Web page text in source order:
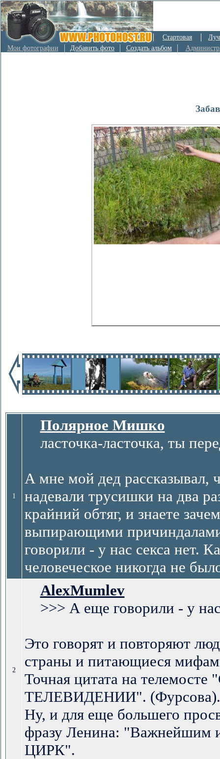
Стартовая
Мои фотографии
Добавить фото Создать альбом
1
Полярное Мишко
ласточка-ласточка, ты
А мне мой дед рассказывал,
надевали трусишки на два
крайний обтяг, и знаете
выпирающими
говорили - у нас секса нет.
человеческое никогда не
2
AlexMumlev
>>> А еще говорили - у нас
Это говорят и повторяют
страны и питающиеся
Точная цитата на
ТЕЛЕВИДЕНИИ". (Фурсова).
Ну, и для еще большего
фразу Ленина: "Важнейшим
ЦИРК".